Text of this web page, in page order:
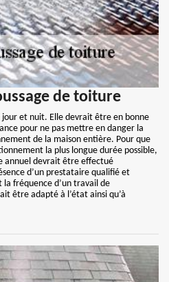
de toiture
et nuit. Elle devrait être en bonne
pour ne pas mettre en danger la
de la maison entière. Pour que
la plus longue durée possible,
annuel devrait être effectué
d’un prestataire qualifié et
fréquence d’un travail de
être adapté à l’état ainsi qu’à